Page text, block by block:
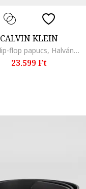
CALVIN KLEIN
Hálós flip-flop papucs, Halványlila
23.599 Ft